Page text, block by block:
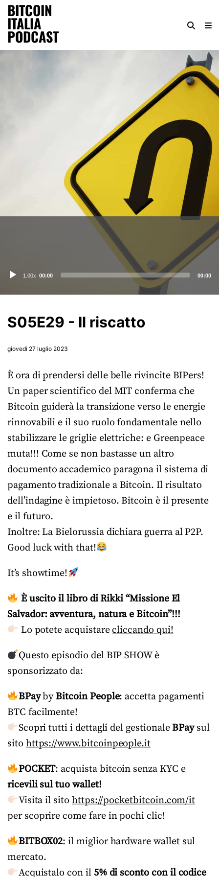
BITCOIN
ITALIA
PODCAST
Audio
1.00x 00:00 00:00
S05E29 - Il riscatto
giovedì 27 luglio 2023
È ora di prendersi delle belle rivincite BIPers!
Un paper scientifico del MIT conferma che
Bitcoin guiderà la transizione verso le energie
rinnovabili e il suo ruolo fondamentale nello
stabilizzare le griglie elettriche: e Greenpeace
muta!!! Come se non bastasse un altro
documento accademico paragona il sistema di
pagamento tradizionale a Bitcoin. Il risultato
dell’indagine è impietoso. Bitcoin è il presente
e il futuro.
Inoltre: La Bielorussia dichiara guerra al P2P.
Good luck with that!
It’s showtime!
È uscito il libro di Rikki “Missione El
Salvador: avventura, natura e Bitcoin”!!!
Lo potete acquistarecliccando qui!
Questo episodio del BIP SHOW è
sponsorizzato da:
BPaybyBitcoin People: accetta pagamenti
BTC facilmente!
Scopri tutti i dettagli del gestionaleBPaysul
sitohttps://www.bitcoinpeople.it
POCKET: acquista bitcoin senza KYC e
ricevili sul tuo wallet!
Visita il sito https://pocketbitcoin.com/it
per scoprire come fare in pochi clic!
BITBOX02: il miglior hardware wallet sul
mercato.
Acquistalo con il 5% di sconto con il codice